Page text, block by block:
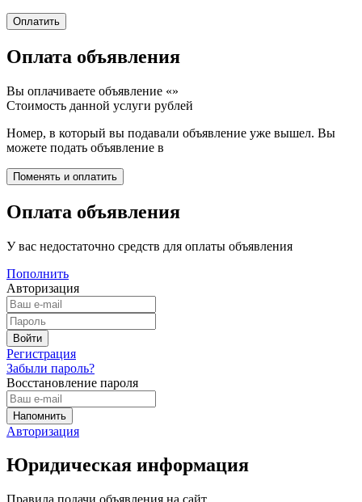
Оплата объявления
Вы оплачиваете объявление «»
Стоимость данной услуги рублей
Номер, в который вы подавали объявление уже вышел. Вы
можете подать объявление в
Оплата объявления
У вас недостаточно средств для оплаты объявления
Пополнить
Авторизация
Регистрация
Забыли пароль?
Восстановление пароля
Авторизация
Юридическая информация